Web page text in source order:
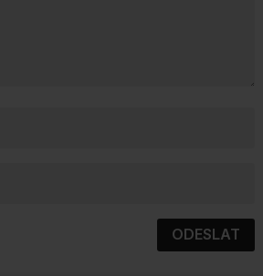
ODESLAT